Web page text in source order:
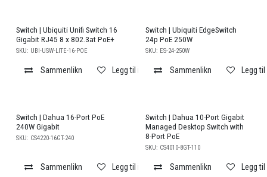
Switch | Ubiquiti Unifi Switch 16
Gigabit RJ45 8 x 802.3at PoE+
SKU: UBI-USW-LITE-16-POE
Sammenlikn Legg til i ønskeliste
Switch | Ubiquiti EdgeSwitch
24p PoE 250W
SKU: ES-24-250W
Sammenlikn Legg
Switch | Dahua 16-Port PoE
240W Gigabit
SKU: CS4220-16GT-240
Sammenlikn Legg til i ønskeliste
Switch | Dahua 10-Port Gigabit
Managed Desktop Switch with
8-Port PoE
SKU: CS4010-8GT-110
Sammenlikn Legg